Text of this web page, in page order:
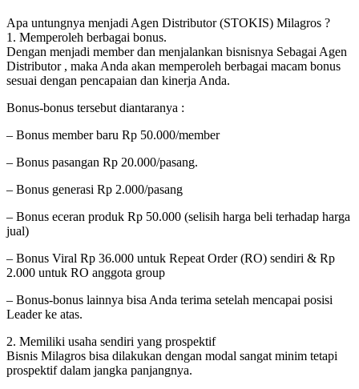
Apa untungnya menjadi Agen Distributor (STOKIS) Milagros ?
1. Memperoleh berbagai bonus.
Dengan menjadi member dan menjalankan bisnisnya Sebagai Agen
Distributor , maka Anda akan memperoleh berbagai macam bonus
sesuai dengan pencapaian dan kinerja Anda.
Bonus-bonus tersebut diantaranya :
– Bonus member baru Rp 50.000/member
– Bonus pasangan Rp 20.000/pasang.
– Bonus generasi Rp 2.000/pasang
– Bonus eceran produk Rp 50.000 (selisih harga beli terhadap harga
jual)
– Bonus Viral Rp 36.000 untuk Repeat Order (RO) sendiri & Rp
2.000 untuk RO anggota group
– Bonus-bonus lainnya bisa Anda terima setelah mencapai posisi
Leader ke atas.
2. Memiliki usaha sendiri yang prospektif
Bisnis Milagros bisa dilakukan dengan modal sangat minim tetapi
prospektif dalam jangka panjangnya.